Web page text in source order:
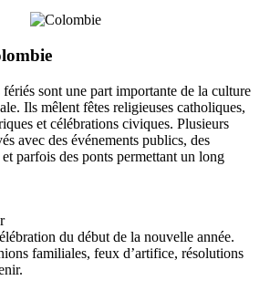
sont une part importante de la culture
Ils mêlent fêtes religieuses catholiques,
et célébrations civiques. Plusieurs
avec des événements publics, des
parfois des ponts permettant un long
du début de la nouvelle année.
familiales, feux d’artifice, résolutions